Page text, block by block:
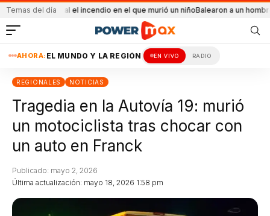
Temas del díael incendio en el que murió un niñoBalearon a un hombre en un
AHORA: EL MUNDO Y LA REGIÓN EN VIVO RADIO
REGIONALES NOTICIAS
Tragedia en la Autovía 19: murió
un motociclista tras chocar con
un auto en Franck
Última actualización: mayo 18, 2026 1:58 pm
Publicado: mayo 2, 2026